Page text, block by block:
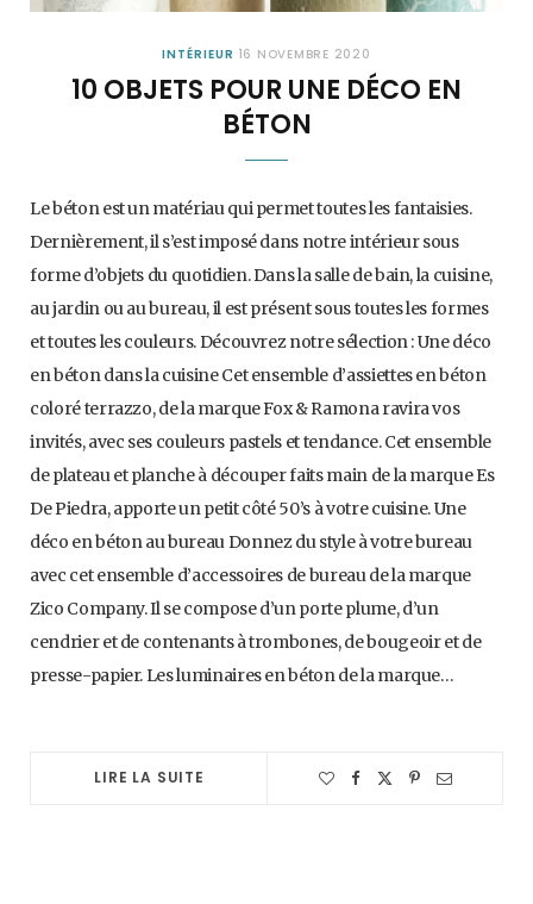
INTÉRIEUR 16 NOVEMBRE 2020
10 OBJETS POUR UNE DÉCO EN
BÉTON
Le béton est un matériau qui permet toutes les fantaisies.
Dernièrement, il s’est imposé dans notre intérieur sous
forme d’objets du quotidien. Dans la salle de bain, la cuisine,
au jardin ou au bureau, il est présent sous toutes les formes
et toutes les couleurs. Découvrez notre sélection : Une déco
en béton dans la cuisine Cet ensemble d’assiettes en béton
coloré terrazzo, de la marque Fox & Ramona ravira vos
invités, avec ses couleurs pastels et tendance. Cet ensemble
de plateau et planche à découper faits main de la marque Es
De Piedra, apporte un petit côté 50’s à votre cuisine. Une
déco en béton au bureau Donnez du style à votre bureau
avec cet ensemble d’accessoires de bureau de la marque
Zico Company. Il se compose d’un porte plume, d’un
cendrier et de contenants à trombones, de bougeoir et de
presse-papier. Les luminaires en béton de la marque…
LIRE LA SUITE